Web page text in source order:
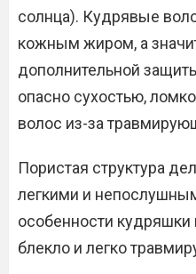
солнца). Кудрявые
кожным жиром, а
дополнительной
опасно сухостью,
волос из-за
Пористая структура
легкими и
особенности кудряшки
блекло и легко